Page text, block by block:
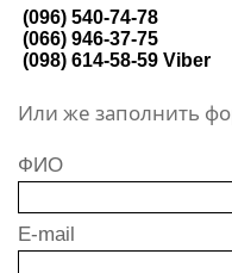
(096) 540-74-78
(066) 946-37-75
(098) 614-58-59 Viber
Или же заполнить
ФИО
E-mail